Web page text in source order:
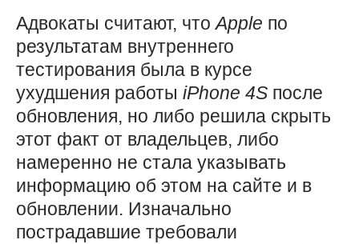
Адвокаты считают, чтоApple по
результатам внутреннего
тестирования была в курсе
ухудшения работы iPhone 4S после
обновления, но либо решила скрыть
этот факт от владельцев, либо
намеренно не стала указывать
информацию об этом на сайте и в
обновлении. Изначально
пострадавшие требовали